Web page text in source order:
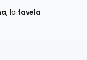
, la favela